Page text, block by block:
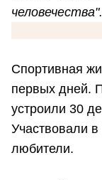
человечества".
Спортивная
первых дней.
устроили 30
Участвовали
любители.